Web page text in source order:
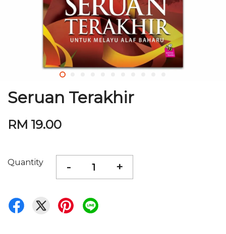
Seruan Terakhir
RM 19.00
Quantity - +